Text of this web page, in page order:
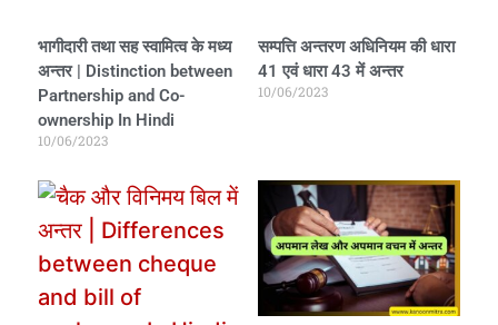
भागीदारी तथा सह स्वामित्व के मध्य
अन्तर | Distinction between
Partnership and Co-
ownership In Hindi
10/06/2023
सम्पत्ति अन्तरण अधिनियम की धारा
41 एवं धारा 43 में अन्तर
10/06/2023